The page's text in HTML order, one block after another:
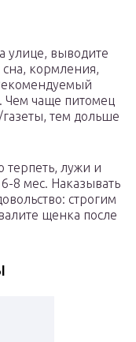
улице, выводите
кормления,
Чем чаще питомец
газеты, тем дольше
терпеть, лужи и
8 мес. Наказывать
строгим
щенка после